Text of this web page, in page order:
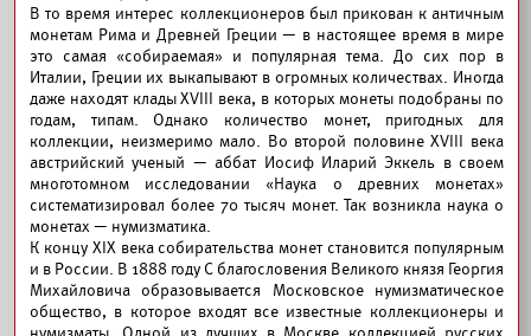
В то время интерес коллекционеров был прикован к античным
монетам Рима и Древней Греции — в настоящее время в мире
это самая «собираемая» и популярная тема. До сих пор в
Италии, Греции их выкапывают в огромных количествах. Иногда
даже находят клады XVIII века, в которых монеты подобраны по
годам, типам. Однако количество монет, пригодных для
коллекции, неизмеримо мало. Во второй половине XVIII века
австрийский ученый — аббат Иосиф Иларий Эккель в своем
многотомном исследовании «Наука о древних монетах»
систематизировал более 70 тысяч монет. Так возникла наука о
монетах — нумизматика.
К концу XIX века собирательства монет становится популярным
и в России. В 1888 году С благословения Великого князя Георгия
Михайловича образовывается Московское нумизматическое
общество, в которое входят все известные коллекционеры и